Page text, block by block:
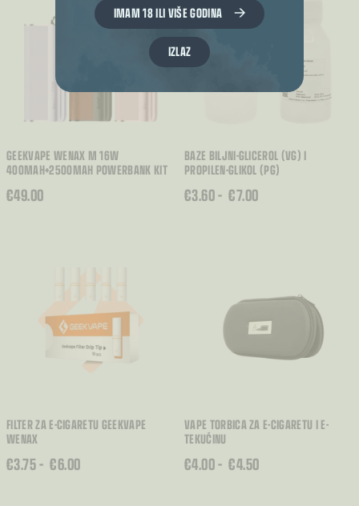
IMAM 18 ILI VIŠE GODINA
IZLAZ
GEEKVAPE WENAX M 16W
400MAH+2500MAH POWERBANK KIT
€49.00
BAZE BILJNI-GLICEROL (VG) I
PROPILEN-GLIKOL (PG)
€3.60– €7.00
RASPON
FILTER ZA E-CIGARETU GEEKVAPE
WENAX
€3.75– €6.00
RASPON
VAPE TORBICA ZA E-CIGARETU I E-
TEKUĆINU
€4.00– €4.50
RASPON